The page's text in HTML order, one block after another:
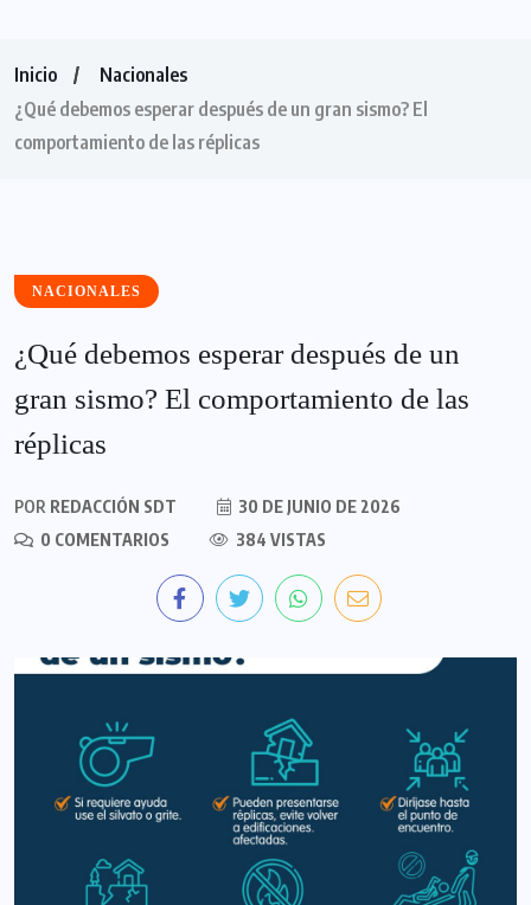
Inicio
Nacionales
¿Qué debemos esperar después de un gran sismo? El
comportamiento de las réplicas
NACIONALES
¿Qué debemos esperar después de un
gran sismo? El comportamiento de las
réplicas
POR REDACCIÓN SDT
30 DE JUNIO DE 2026
0 COMENTARIOS
384 VISTAS